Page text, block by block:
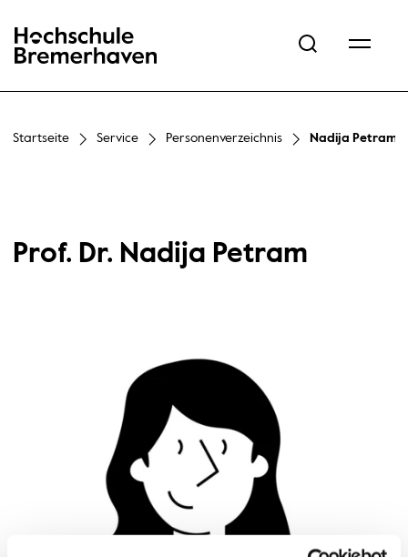
Hochschule Bremerhaven
Startseite Service Personenverzeichnis Nadija Petram
Prof. Dr. Nadija Petram